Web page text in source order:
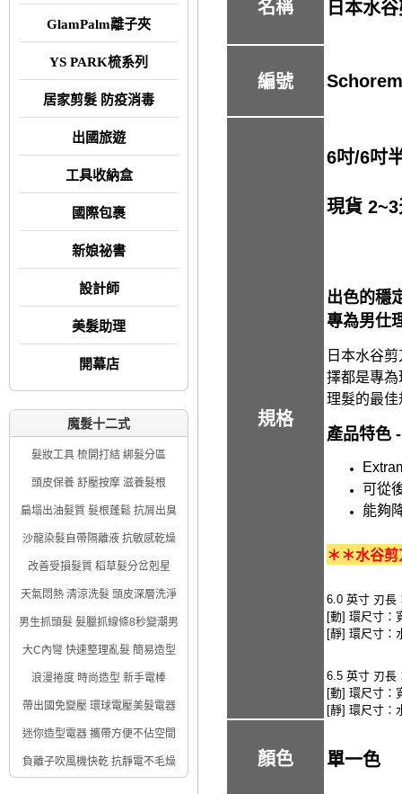
GlamPalm離子夾
YS PARK梳系列
居家剪髮 防疫消毒
出國旅遊
工具收納盒
國際包裹
新娘祕書
設計師
美髮助理
開幕店
魔髮十二式
髮妝工具 梳開打結 綁髮分區
頭皮保養 舒壓按摩 滋養髮根
扁塌出油髮質 髮根蓬鬆 抗屑出臭
沙龍染髮自帶隔離液 抗敏感乾燥
改善受損髮質 稻草髮分岔剋星
天氣悶熱 清涼洗髮 頭皮深層洗淨
男生抓頭髮 髮臘抓線條8秒變潮男
大C內彎 快速整理亂髮 簡易造型
浪漫捲度 時尚造型 新手電棒
帶出國免變壓 環球電壓美髮電器
迷你造型電器 攜帶方便不佔空間
負離子吹風機快乾 抗靜電不毛燥
名稱 日本水
編號
規格
6吋/6吋
現貨
出色的穩
專為男仕
日本水谷
擇都是專為
理髮的最
產品特色
可從
能夠
＊＊水谷
6.0 英寸 刃長
[動] 環尺寸：
[靜] 環尺寸：
6.5 英寸 刃長
[動] 環尺寸：
[靜] 環尺寸：
顏色 單一色